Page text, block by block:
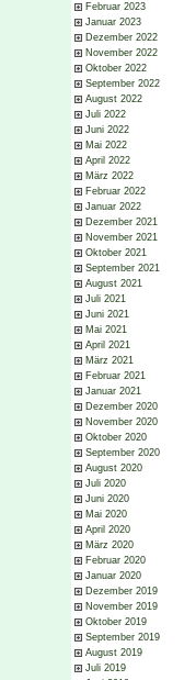
Februar 2023
Januar 2023
Dezember 2022
November 2022
Oktober 2022
September 2022
August 2022
Juli 2022
Juni 2022
Mai 2022
April 2022
März 2022
Februar 2022
Januar 2022
Dezember 2021
November 2021
Oktober 2021
September 2021
August 2021
Juli 2021
Juni 2021
Mai 2021
April 2021
März 2021
Februar 2021
Januar 2021
Dezember 2020
November 2020
Oktober 2020
September 2020
August 2020
Juli 2020
Juni 2020
Mai 2020
April 2020
März 2020
Februar 2020
Januar 2020
Dezember 2019
November 2019
Oktober 2019
September 2019
August 2019
Juli 2019